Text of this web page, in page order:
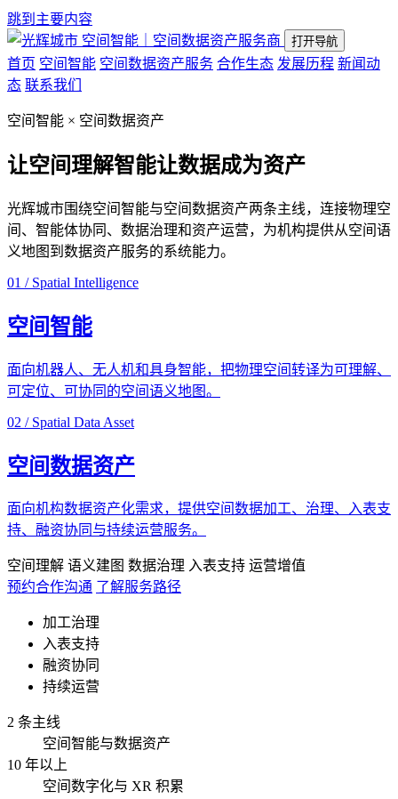
跳到主要内容
空间智能｜空间数据资产服务商
打开导航
首页 空间智能 空间数据资产服务 合作生态 发展历程 新闻动
态 联系我们
空间智能 × 空间数据资产
让空间理解智能让数据成为资产
光辉城市围绕空间智能与空间数据资产两条主线，连接物理空
间、智能体协同、数据治理和资产运营，为机构提供从空间语
义地图到数据资产服务的系统能力。
01 / Spatial Intelligence
空间智能
面向机器人、无人机和具身智能，把物理空间转译为可理解、
可定位、可协同的空间语义地图。
02 / Spatial Data Asset
空间数据资产
面向机构数据资产化需求，提供空间数据加工、治理、入表支
持、融资协同与持续运营服务。
空间理解 语义建图 数据治理 入表支持 运营增值
预约合作沟通 了解服务路径
加工治理
入表支持
融资协同
持续运营
2 条主线
空间智能与数据资产
10 年以上
空间数字化与 XR 积累